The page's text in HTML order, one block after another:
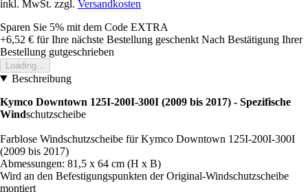
inkl. MwSt. zzgl. Versandkosten
Sparen Sie 5% mit dem Code EXTRA
+6,52 € für Ihre nächste Bestellung geschenkt Nach Bestätigung Ihrer
Bestellung gutgeschrieben
Loading...
Beschreibung
Kymco Downtown 125I-200I-300I (2009 bis 2017) - Spezifische
Windschutzscheibe
Farblose Windschutzscheibe für Kymco Downtown 125I-200I-300I
(2009 bis 2017)
Abmessungen: 81,5 x 64 cm (H x B)
Wird an den Befestigungspunkten der Original-Windschutzscheibe
montiert